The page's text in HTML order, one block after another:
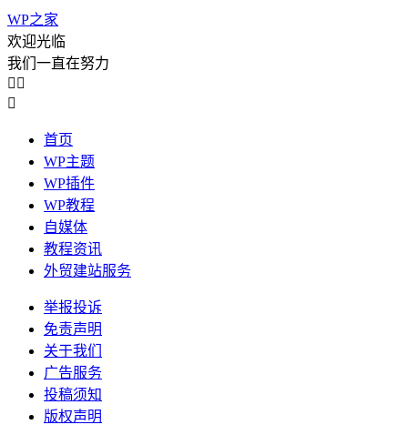
WP之家
欢迎光临
我们一直在努力
 

首页
WP主题
WP插件
WP教程
自媒体
教程资讯
外贸建站服务
举报投诉
免责声明
关于我们
广告服务
投稿须知
版权声明